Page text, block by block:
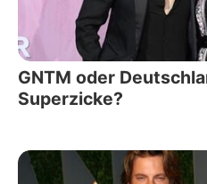
GNTM oder
Superzicke?